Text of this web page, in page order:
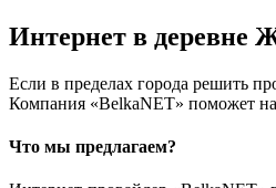
Интернет в деревне
Если в пределах города решить
Компания «BelkaNET» поможет
Что мы предлагаем?